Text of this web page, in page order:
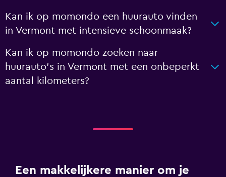
Kan ik op momondo een huurauto vinden
in Vermont met intensieve schoonmaak?
Kan ik op momondo zoeken naar
huurauto's in Vermont met een onbeperkt
aantal kilometers?
Een makkelijkere manier om je